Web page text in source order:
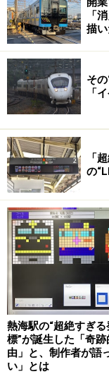
は次のようになり
沼津 9:00 →
→11:34 大船
16:13 黒磯
※グリーン車乗車
※今回使用した
「JR発足20周
沼津ー黒磯間
入ホリデー料金）
グリーン
前述のように、
能。時間に余裕
「
描
そ
「
「
の
熱海駅の“超絶すぎる
標”が誕生した「奇
由」と、制作者が語
い」とは